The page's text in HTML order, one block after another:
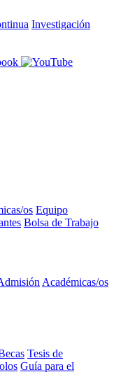
Investigación
os Equipo
Bolsa de Trabajo
Académicas/os
Tesis de
Guía para el